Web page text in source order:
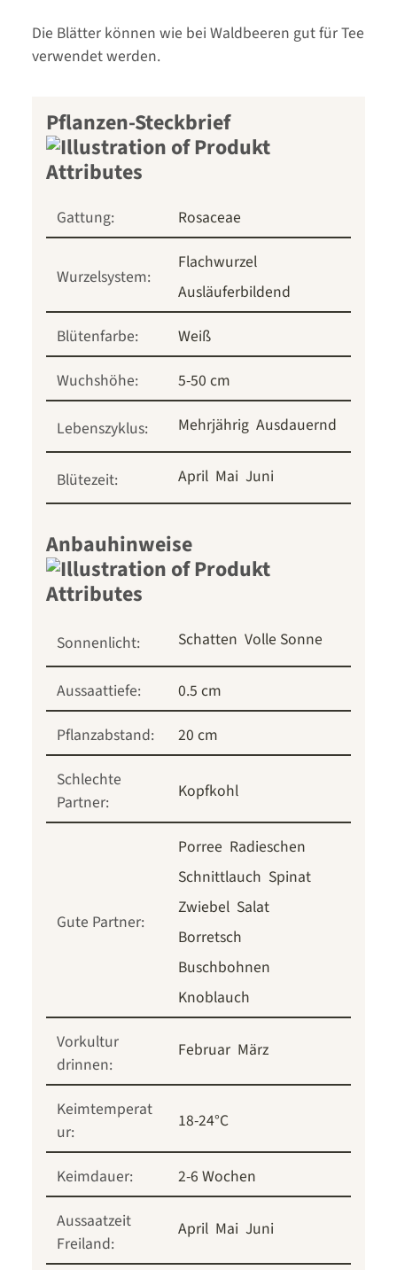
Die Blätter können wie bei Waldbeeren gut für Tee
verwendet werden.
Pflanzen-Steckbrief
Gattung: Rosaceae
Wurzelsystem:
Flachwurzel
Ausläuferbildend
Blütenfarbe:
Weiß
Wuchshöhe:
5-50 cm
Lebenszyklus: Mehrjährig Ausdauernd
Blütezeit: April Mai Juni
Anbauhinweise
Sonnenlicht: Schatten Volle Sonne
Aussaattiefe:
0.5 cm
Pflanzabstand:
20 cm
Schlechte
Partner:
Kopfkohl
Gute Partner:
Porree Radieschen
Schnittlauch Spinat
Zwiebel Salat
Borretsch
Buschbohnen
Knoblauch
Vorkultur
drinnen:
Februar März
Keimtemperat
ur:
18-24°C
Keimdauer:
2-6 Wochen
Aussaatzeit
Freiland:
April Mai Juni